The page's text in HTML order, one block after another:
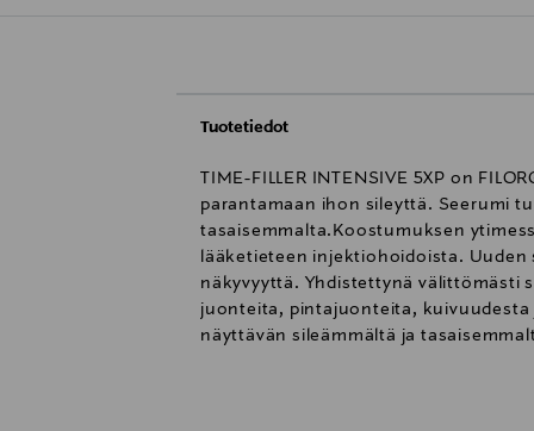
Tuotetiedot
TIME-FILLER INTENSIVE 5XP on
parantamaan ihon sileyttä. Seerumi
tasaisemmalta.Koostumuksen
lääketieteen injektiohoidoista.
näkyvyyttä. Yhdistettynä välittömästi
juonteita, pintajuonteita,
näyttävän sileämmältä ja
Seerumin silottava koostumus